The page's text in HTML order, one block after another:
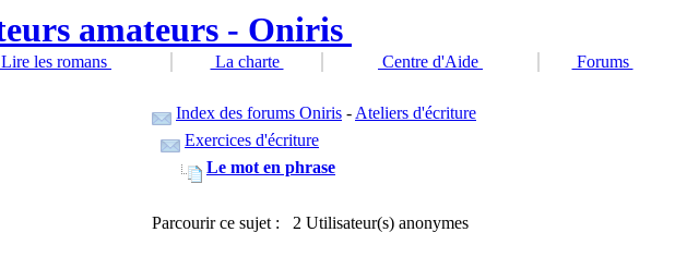
Lire les romans La charte Centre d'Aide
Forums
Index des forums Oniris - Ateliers d'écriture
Exercices d'écriture
Le mot en phrase
Parcourir ce sujet : 2 Utilisateur(s) anonymes